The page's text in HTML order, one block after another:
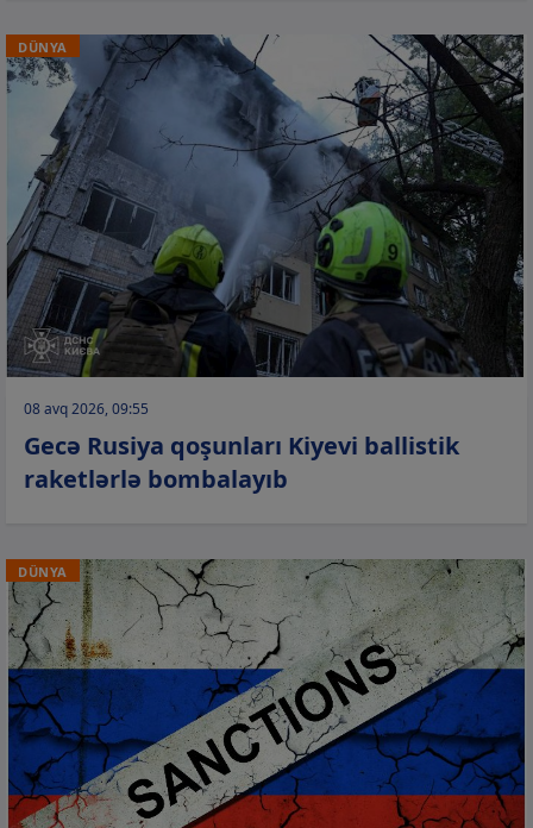
DÜNYA
08 avq 2026, 09:55
Gecə Rusiya qoşunları Kiyevi ballistik
raketlərlə bombalayıb
DÜNYA